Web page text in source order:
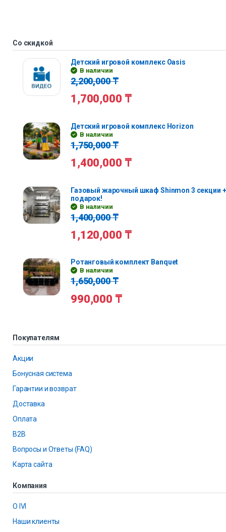
Со скидкой
Детский игровой комплекс Oasis
В наличии
2,200,000₸
1,700,000 ₸
Детский игровой комплекс Horizon
В наличии
1,750,000₸
1,400,000 ₸
Газовый жарочный шкаф Shinmon 3 секции
подарок!
В наличии
1,400,000₸
1,120,000 ₸
Ротанговый комплект Banquet
В наличии
1,650,000₸
990,000 ₸
Покупателям
Акции
Бонусная система
Гарантии и возврат
Доставка
Оплата
B2B
Вопросы и Ответы (FAQ)
Карта сайта
Компания
О IVI
Наши клиенты